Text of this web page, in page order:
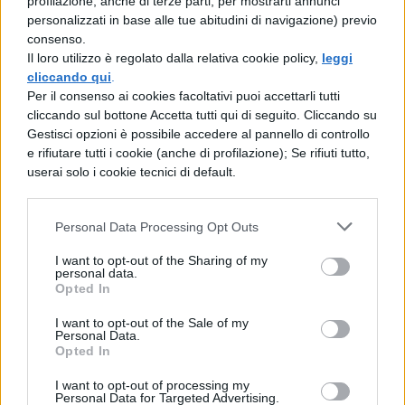
personalizzati in base alle tue abitudini di navigazione) previo
consenso.
Il loro utilizzo è regolato dalla relativa cookie policy, leggi
cliccando qui
Per il consenso ai cookies facoltativi puoi accettarli tutti
cliccando sul bottone Accetta tutti qui di seguito. Cliccando su
Gestisci opzioni è possibile accedere al pannello di controllo
e rifiutare tutti i cookie (anche di profilazione); Se rifiuti tutto,
userai solo i cookie tecnici di default.
Personal Data Processing Opt Outs
I want to opt-out of the Sharing of my
personal data.
Opted In
I want to opt-out of the Sale of my
Personal Data.
Opted In
I want to opt-out of processing my
Personal Data for Targeted Advertising.
compatibile con iPad.
CamMe:autoscatto a distanza con la
mano, no bunner pubblicitari,
interfaccia intuitiva e curata, ideale per
i selfie, compatibile con iPad.
Ecco i trucchi per fare foto perfette:
AUTOSCATTO CON IPHONE:
CONSIGLI